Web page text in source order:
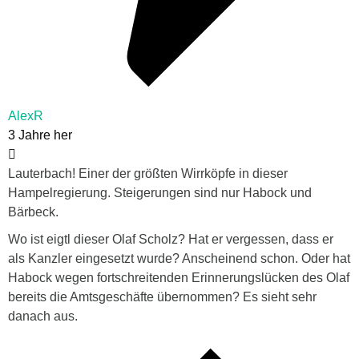
AlexR
3 Jahre her
Lauterbach! Einer der größten Wirrköpfe in dieser
Hampelregierung. Steigerungen sind nur Habock und
Bärbeck.
Wo ist eigtl dieser Olaf Scholz? Hat er vergessen, dass er
als Kanzler eingesetzt wurde? Anscheinend schon. Oder hat
Habock wegen fortschreitenden Erinnerungslücken des Olaf
bereits die Amtsgeschäfte übernommen? Es sieht sehr
danach aus.